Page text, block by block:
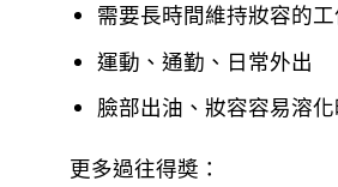
需要長時間維持妝容的
運動、通勤、日常外出
臉部出油、妝容容易溶
更多過往得奬：